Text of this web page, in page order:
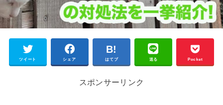
ツイート シェア はてブ 送る Pocket
スポンサーリンク